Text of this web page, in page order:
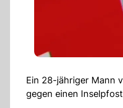
Ein 28-jähriger Mann
gegen einen